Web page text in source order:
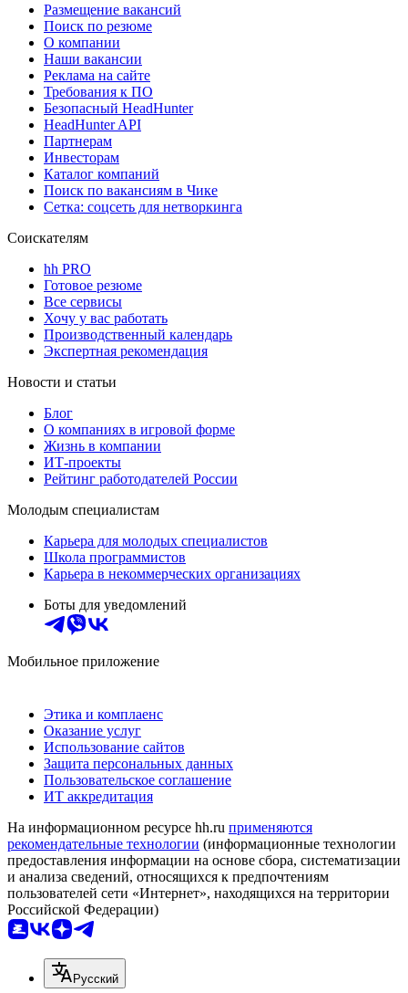
Размещение вакансий
Поиск по резюме
О компании
Наши вакансии
Реклама на сайте
Требования к ПО
Безопасный HeadHunter
HeadHunter API
Партнерам
Инвесторам
Каталог компаний
Поиск по вакансиям в Чике
Сетка: соцсеть для нетворкинга
Соискателям
hh PRO
Готовое резюме
Все сервисы
Хочу у вас работать
Производственный календарь
Экспертная рекомендация
Новости и статьи
Блог
О компаниях в игровой форме
Жизнь в компании
ИТ-проекты
Рейтинг работодателей России
Молодым специалистам
Карьера для молодых специалистов
Школа программистов
Карьера в некоммерческих организациях
Боты для уведомлений
Мобильное приложение
Этика и комплаенс
Оказание услуг
Использование сайтов
Защита персональных данных
Пользовательское соглашение
ИТ аккредитация
На информационном ресурсе hh.ru применяются
рекомендательные технологии (информационные технологии
предоставления информации на основе сбора, систематизации
и анализа сведений, относящихся к предпочтениям
пользователей сети «Интернет», находящихся на территории
Российской Федерации)
Русский